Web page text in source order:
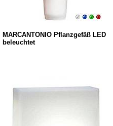
MARCANTONIO Pflanzgefäß LED
beleuchtet